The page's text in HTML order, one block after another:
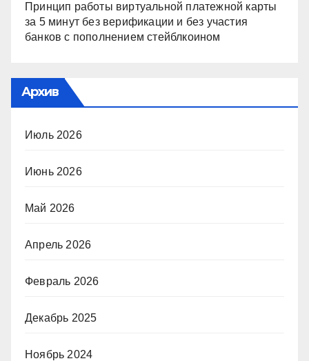
Принцип работы виртуальной платежной карты
за 5 минут без верификации и без участия
банков с пополнением стейблкоином
Архив
Июль 2026
Июнь 2026
Май 2026
Апрель 2026
Февраль 2026
Декабрь 2025
Ноябрь 2024